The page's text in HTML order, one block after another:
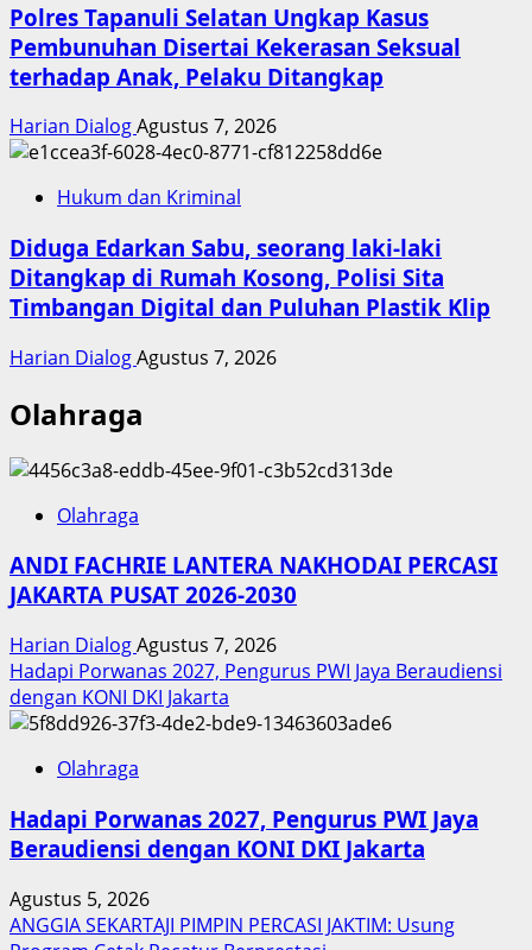
Polres Tapanuli Selatan Ungkap Kasus
Pembunuhan Disertai Kekerasan Seksual
terhadap Anak, Pelaku Ditangkap
Harian DialogAgustus 7, 2026
Hukum dan Kriminal
Diduga Edarkan Sabu, seorang laki-laki
Ditangkap di Rumah Kosong, Polisi Sita
Timbangan Digital dan Puluhan Plastik Klip
Harian DialogAgustus 7, 2026
Olahraga
Olahraga
ANDI FACHRIE LANTERA NAKHODAI PERCASI
JAKARTA PUSAT 2026-2030
Harian DialogAgustus 7, 2026
Hadapi Porwanas 2027, Pengurus PWI Jaya Beraudiensi
dengan KONI DKI Jakarta
Olahraga
Hadapi Porwanas 2027, Pengurus PWI Jaya
Beraudiensi dengan KONI DKI Jakarta
Agustus 5, 2026
ANGGIA SEKARTAJI PIMPIN PERCASI JAKTIM: Usung